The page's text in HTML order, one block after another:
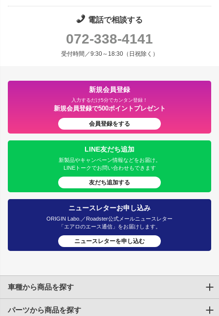
電話で相談する
072-338-4141
受付時間／9:30～18:30（日祝除く）
新規会員登録
入力するだけ5分でカンタン登録！
新規会員登録で500ポイントプレゼント
会員登録をする
LINE友だち追加
新製品やキャンペーン情報などをお届け。
LINEトークでお問い合わせもできます
友だち追加する
ニュースレターお申し込み
ORIGIN Labo.／Roadster公式メールニュースレター
「エアロのエース通信」をお届けします。
ニュースレターを申し込む
車種から商品を探す
トヨタ
パーツから商品を探す